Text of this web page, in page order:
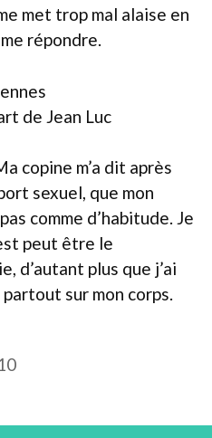
met trop mal alaise en
répondre.
de Jean Luc
copine m’a dit après
sexuel, que mon
comme d’habitude. Je
peut être le
d’autant plus que j’ai
sur mon corps.